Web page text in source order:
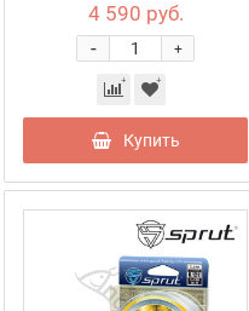
4 590 руб.
+
-
Купить